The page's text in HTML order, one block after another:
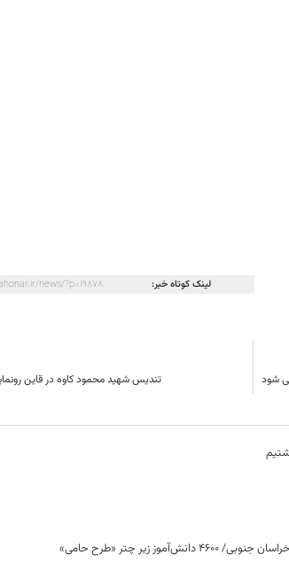
لینک کوتاه خبر: news/?p=19878
شود تندیس شهید محمود کاوه در قاین
زیر چتر «طرح حامی»